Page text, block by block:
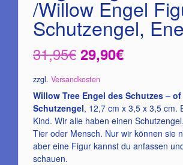
/Willow Engel
Schutzengel,
31,95€ Ursprünglicher
Preis
war:
31,95€
29,90€Aktueller
ist:
29,90€.
zzgl. Versandkosten
Willow Tree Engel des Schutzes –
Schutzengel, 12,7 cm x 3,5 x 3,5 cm.
Kind. Wir alle haben einen
Tier oder Mensch. Nur wir können sie
aber eine Figur kannst du anfassen
schauen.